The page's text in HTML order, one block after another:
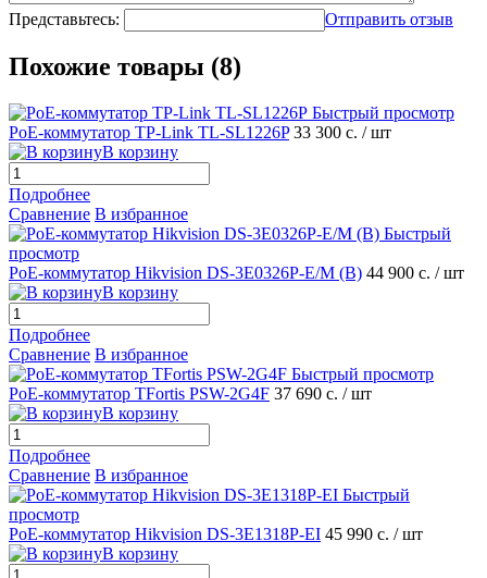
Представьтесь: Отправить отзыв
Похожие товары (8)
Быстрый просмотр
PoE-коммутатор TP-Link TL-SL1226P 33 300 с. / шт
В корзину
Подробнее
Сравнение В избранное
Быстрый
просмотр
PoE-коммутатор Hikvision DS-3E0326P-E/M (B) 44 900 с. / шт
В корзину
Подробнее
Сравнение В избранное
Быстрый просмотр
РоЕ-коммутатор TFortis PSW-2G4F 37 690 с. / шт
В корзину
Подробнее
Сравнение В избранное
Быстрый
просмотр
PoE-коммутатор Hikvision DS-3E1318P-EI 45 990 с. / шт
В корзину